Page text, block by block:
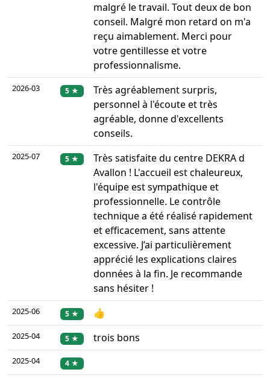
malgré le travail. Tout deux de bon
conseil. Malgré mon retard on m'a
reçu aimablement. Merci pour
votre gentillesse et votre
professionnalisme.
2026-03 5 ★
Très agréablement surpris,
personnel à l'écoute et très
agréable, donne d'excellents
conseils.
2025-07 5 ★
Très satisfaite du centre DEKRA d
Avallon ! L'accueil est chaleureux,
l'équipe est sympathique et
professionnelle. Le contrôle
technique a été réalisé rapidement
et efficacement, sans attente
excessive. J’ai particulièrement
apprécié les explications claires
données à la fin. Je recommande
sans hésiter !
2025-06 5 ★ 👍
2025-04 5 ★ trois bons
2025-04 4 ★